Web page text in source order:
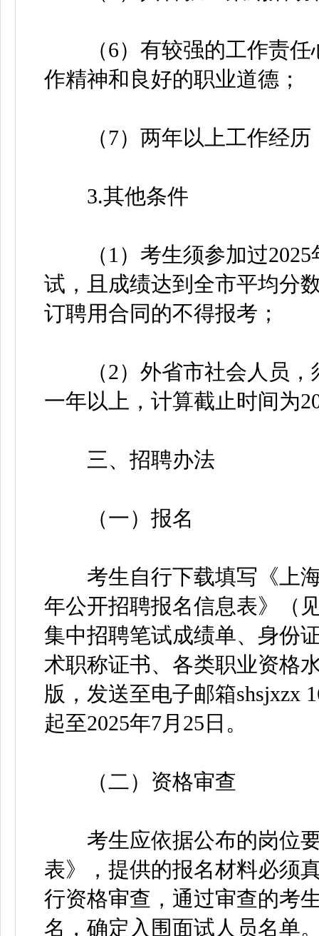
（6）有较强的工作责任
作精神和良好的职业道德；
（7）两年以上工作经历
3.其他条件
（1）考生须参加过2025
试，且成绩达到全市平均分
订聘用合同的不得报考；
（2）外省市社会人员，
一年以上，计算截止时间为
三、招聘办法
（一）报名
考生自行下载填写《上海
年公开招聘报名信息表》（
集中招聘笔试成绩单、身份
术职称证书、各类职业资格
版，发送至电子邮箱shsjxzx
起至2025年7月25日。
（二）资格审查
考生应依据公布的岗位要
表》，提供的报名材料必须
行资格审查，通过审查的考
名，确定入围面试人员名单